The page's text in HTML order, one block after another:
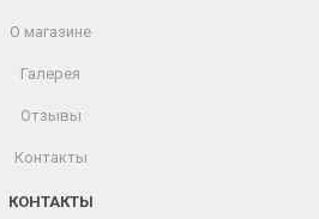
О магазине
Галерея
Отзывы
Контакты
КОНТАКТЫ